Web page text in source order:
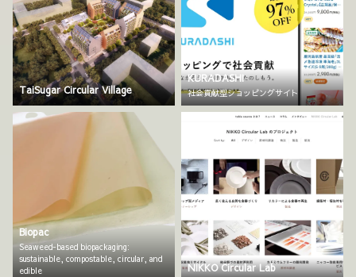
TaiSugar Circular Village
KURADASHI
社会貢献型ショッピングサイト
Biopac
Seaweed-based biopackaging:
sustainable, compostable, circular, and
edible
NIKKO Circular Lab